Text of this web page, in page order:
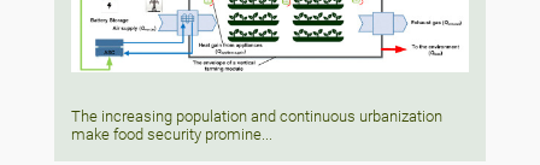
The increasing population and continuous urbanization
make food security promine...